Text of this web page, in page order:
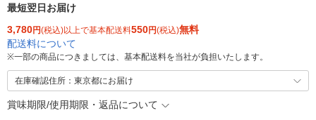
最短翌日お届け
3,780円(税込)以上で基本配送料550円(税込)無料
配送料について
※一部の商品につきましては、基本配送料を当社が負担いたします。
在庫確認住所：東京都にお届け
賞味期限/使用期限・返品について